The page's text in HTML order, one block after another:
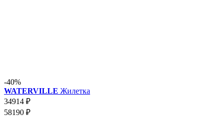
-40%
WATERVILLE Жилетка
34914 ₽
58190 ₽